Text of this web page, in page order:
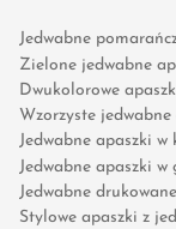
Jedwabne
Zielone jedwabne
Dwukolorowe
Wzorzyste jedwabne
Jedwabne apaszki w
Jedwabne apaszki w
Jedwabne
Stylowe apaszki z